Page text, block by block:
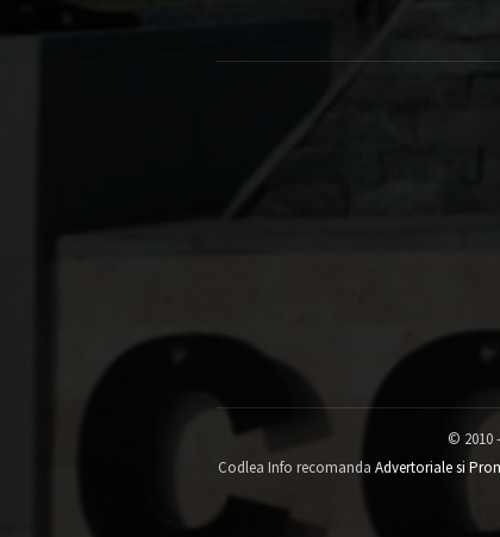
© 2010
Codlea Info recomanda Advertoriale si